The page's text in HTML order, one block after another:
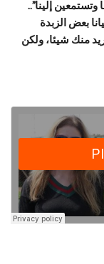
إلينا”..
بعض الزبدة
منك شيئا، ولكن